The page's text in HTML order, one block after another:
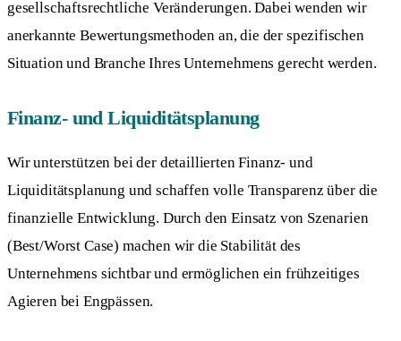
gesellschaftsrechtliche Veränderungen. Dabei wenden wir
anerkannte Bewertungsmethoden an, die der spezifischen
Situation und Branche Ihres Unternehmens gerecht werden.
Finanz- und Liquiditätsplanung
Wir unterstützen bei der detaillierten Finanz- und
Liquiditätsplanung und schaffen volle Transparenz über die
finanzielle Entwicklung. Durch den Einsatz von Szenarien
(Best/Worst Case) machen wir die Stabilität des
Unternehmens sichtbar und ermöglichen ein frühzeitiges
Agieren bei Engpässen.